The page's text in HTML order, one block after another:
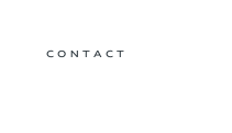
CONTACT